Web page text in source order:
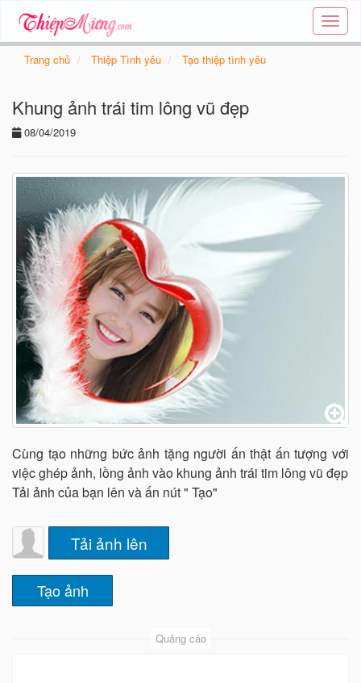
Tạo
thiệp
Trang chủ Thiệp Tình yêu Tạo thiệp tình yêu
Khung ảnh trái tim lông vũ đẹp
08/04/2019
Cùng tạo những bức ảnh tặng người ấn thật ấn tượng với
việc ghép ảnh, lồng ảnh vào khung ảnh trái tim lông vũ đẹp
Tải ảnh của bạn lên và ấn nút " Tạo"
Tải ảnh lên
Quảng cáo